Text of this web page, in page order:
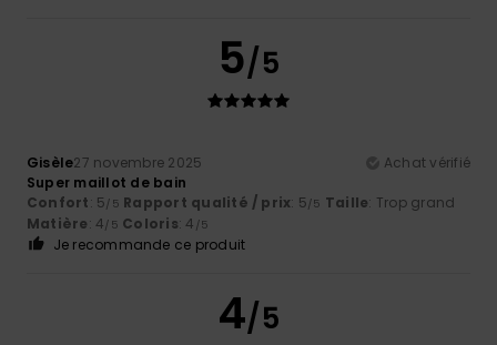
5/5
Gisèle27 novembre 2025
Achat vérifié
Super maillot de bain
Confort: 5/5 Rapport qualité / prix: 5/5 Taille: Trop grand
Matière: 4/5 Coloris: 4 /5
Je recommande ce produit
4/5